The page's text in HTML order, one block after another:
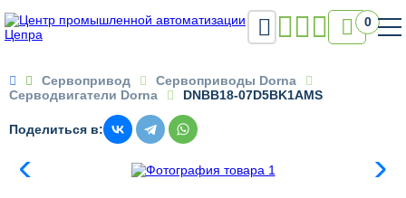
 0
 Сервопривод
Сервоприводы Dorna
Серводвигатели Dorna
DNBB18-07D5BK1AMS
Поделиться в: